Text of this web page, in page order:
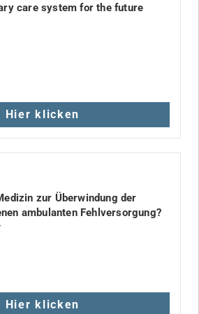
care system for the future
Hier klicken
zur Überwindung der
ambulanten Fehlversorgung?
Hier klicken